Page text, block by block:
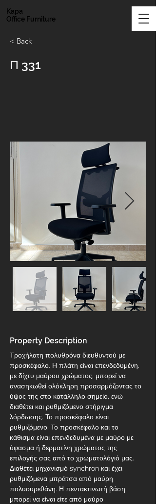
Kapa
Office Furniture
< Back
Π 331
Property Description
Τροχήλατη πολυθρόνα διευθυντού με
προσκέφαλο. Η πλάτη είναι επενδεδυμένη.
με δίχτυ μαύρου χρώματος, μπορεί να
ανασηκωθεί ολόκληρη προσαρμόζοντας το
ύψος της στο κατάλληλο σημείο, ενώ
διαθέτει και ρυθμιζόμενο στήριγμα
λόρδωσης. Το προσκέφαλο είναι
ρυθμιζόμενο. Το προσκέφαλο και το
κάθισμα είναι επενδεδυμένα με μαύρο με
ύφασμα ή δερματίνη χρώματος της
επιλογής σας από το χρωματολόγιό μας.
Διαθέτει μηχανισμό synchron και έχει
ρυθμιζόμενα μπράτσα από μαύρη
πολυουρεθάνη. Η πεντακτινωτή βάση
μπορεί να είναι είτε από μαύρο